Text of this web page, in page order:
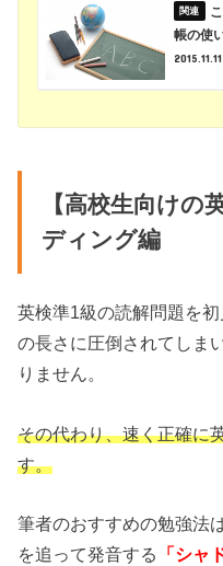
帳の使
2015.11.11
【高校生向けの
ディング編
英検準1級の読解問題を
の長さに圧倒されてしま
りません。
その代わり、速く正確に
す。
筆者のおすすめの勉強法
を追って発音する
「シャ